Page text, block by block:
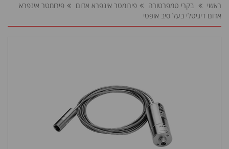
ראשי בקרי טמפרטורה פירומטר אינפרא אדום
פירומטר אינפרא
אדום דיגיטלי בעל סיב אופטי